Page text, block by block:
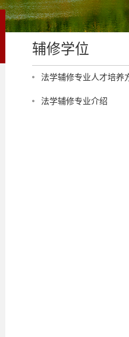
辅修学位
法学辅修专业人才培养
法学辅修专业介绍